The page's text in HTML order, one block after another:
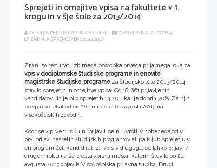
Sprejeti in omejitve vpisa na fakultete v 1.
krogu in višje šole za 2013/2014
AVTOR: UREDNIŠTVO DIJAŠKI.NET
OBJAVLJENO: 25.07.2013
ZADNJA SPREMEMBA: 21.12.2018
Znani so rezultati izbirnega postopka prvega prijavnega roka za
vpis v dodiplomske študijske programe in enovite
magistrske študijske programe za študijsko leto 2013/2014 -
število sprejetih in omejitve vpisa. Od 18.661 prijavljenih
kandidatov, jih je bilo sprejetih 13.201, kar je dobrih 70%. Za njih
bo vpis potekal od od 26. julija do 16. avgusta 2013 na
visokošolskih zavodih.
Kdor se v prvem roku ni prijavil, se ni uvrstil v nobenega od v
prvi prijavi naštetih študijskih programov ali pa kljub sprejetju v
en program želi kandidirati za vpis v drugega, se lahko prijavi v
drugem roku na še prosta vpisna mesta, katerih število bo 21.
avgusta 2013 objavila Visokošolska prijavna služba. Drugi